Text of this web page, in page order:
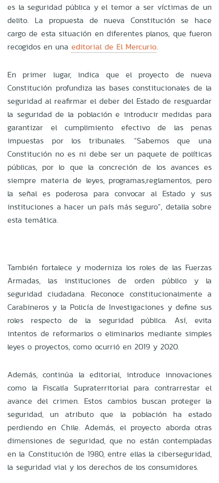
es la seguridad pública y el temor a ser víctimas de un
delito. La propuesta de nueva Constitución se hace
cargo de esta situación en diferentes planos, que fueron
recogidos en una editorial de El Mercurio.
En primer lugar, indica que el proyecto de nueva
Constitución profundiza las bases constitucionales de la
seguridad al reafirmar el deber del Estado de resguardar
la seguridad de la población e introducir medidas para
garantizar el cumplimiento efectivo de las penas
impuestas por los tribunales. “Sabemos que una
Constitución no es ni debe ser un paquete de políticas
públicas, por lo que la concreción de los avances es
siempre materia de leyes, programas,reglamentos, pero
la señal es poderosa para convocar al Estado y sus
instituciones a hacer un país más seguro”, detalla sobre
esta temática.
También fortalece y moderniza los roles de las Fuerzas
Armadas, las instituciones de orden público y la
seguridad ciudadana. Reconoce constitucionalmente a
Carabineros y la Policía de Investigaciones y define sus
roles respecto de la seguridad pública. Así, evita
intentos de reformarlos o eliminarlos mediante simples
leyes o proyectos, como ocurrió en 2019 y 2020.
Además, continúa la editorial, introduce innovaciones
como la Fiscalía Supraterritorial para contrarrestar el
avance del crimen. Estos cambios buscan proteger la
seguridad, un atributo que la población ha estado
perdiendo en Chile. Además, el proyecto aborda otras
dimensiones de seguridad, que no están contempladas
en la Constitución de 1980, entre ellas la ciberseguridad,
la seguridad vial y los derechos de los consumidores.